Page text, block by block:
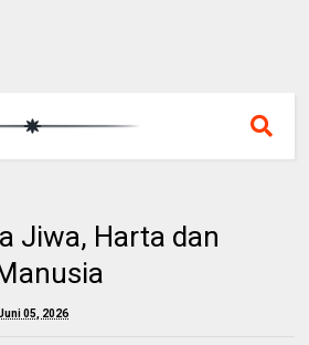
Jiwa, Harta dan
05, 2026